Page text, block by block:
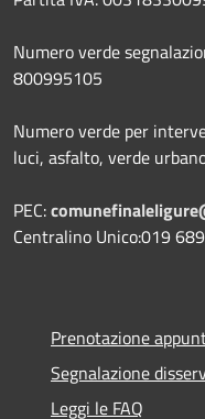
Numero verde
800995105
Numero verde per
luci, asfalto, verde
PEC:
Centralino Unico:019
Prenotazione
Segnalazione
Leggi le FAQ